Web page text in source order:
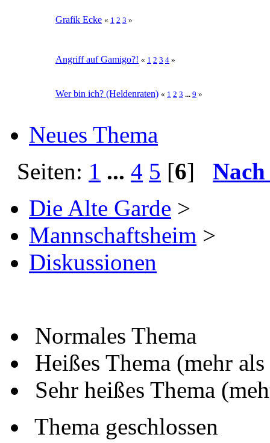
Grafik Ecke « 1 2 3 »
Angriff auf Gamigo?! « 1 2 3 4 »
Wer bin ich? (Heldenraten) « 1 2 3 ... 9 »
Neues Thema
Seiten: 1 ... 4 5 [6]
Die Alte Garde >
Mannschaftsheim >
Diskussionen
Normales Thema
Heißes Thema (mehr
Sehr heißes Thema
Thema geschlossen